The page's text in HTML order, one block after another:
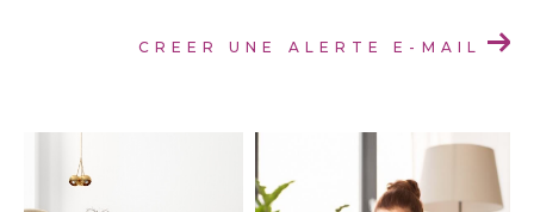
CREER UNE ALERTE E-MAIL
AFFINER LES CRITÈRES